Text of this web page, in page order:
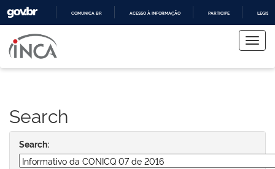
COMUNICA BR ACESSO À INFORMAÇÃO PARTICIPE
navigation
Search
Search: